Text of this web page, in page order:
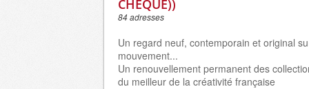
CHEQUE))
84 adresses
Un regard neuf, contemporain et original
mouvement...
Un renouvellement permanent des
du meilleur de la créativité française